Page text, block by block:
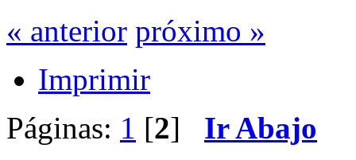
« anterior próximo »
Imprimir
Páginas: 1 [2] Ir Abajo